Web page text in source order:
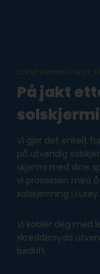
SOLSKJERMING LURØY:
På jakt
Vi gjør det enkelt
på utvendig
skjema med dine
vi prosessen med
solskjerming i Lurøy.
Vi kobler deg med
skreddersydd
bedrift.